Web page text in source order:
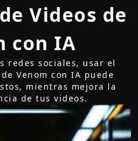
Videos de
con IA
redes sociales, usar el
Venom con IA puede
mientras mejora la
de tus videos.